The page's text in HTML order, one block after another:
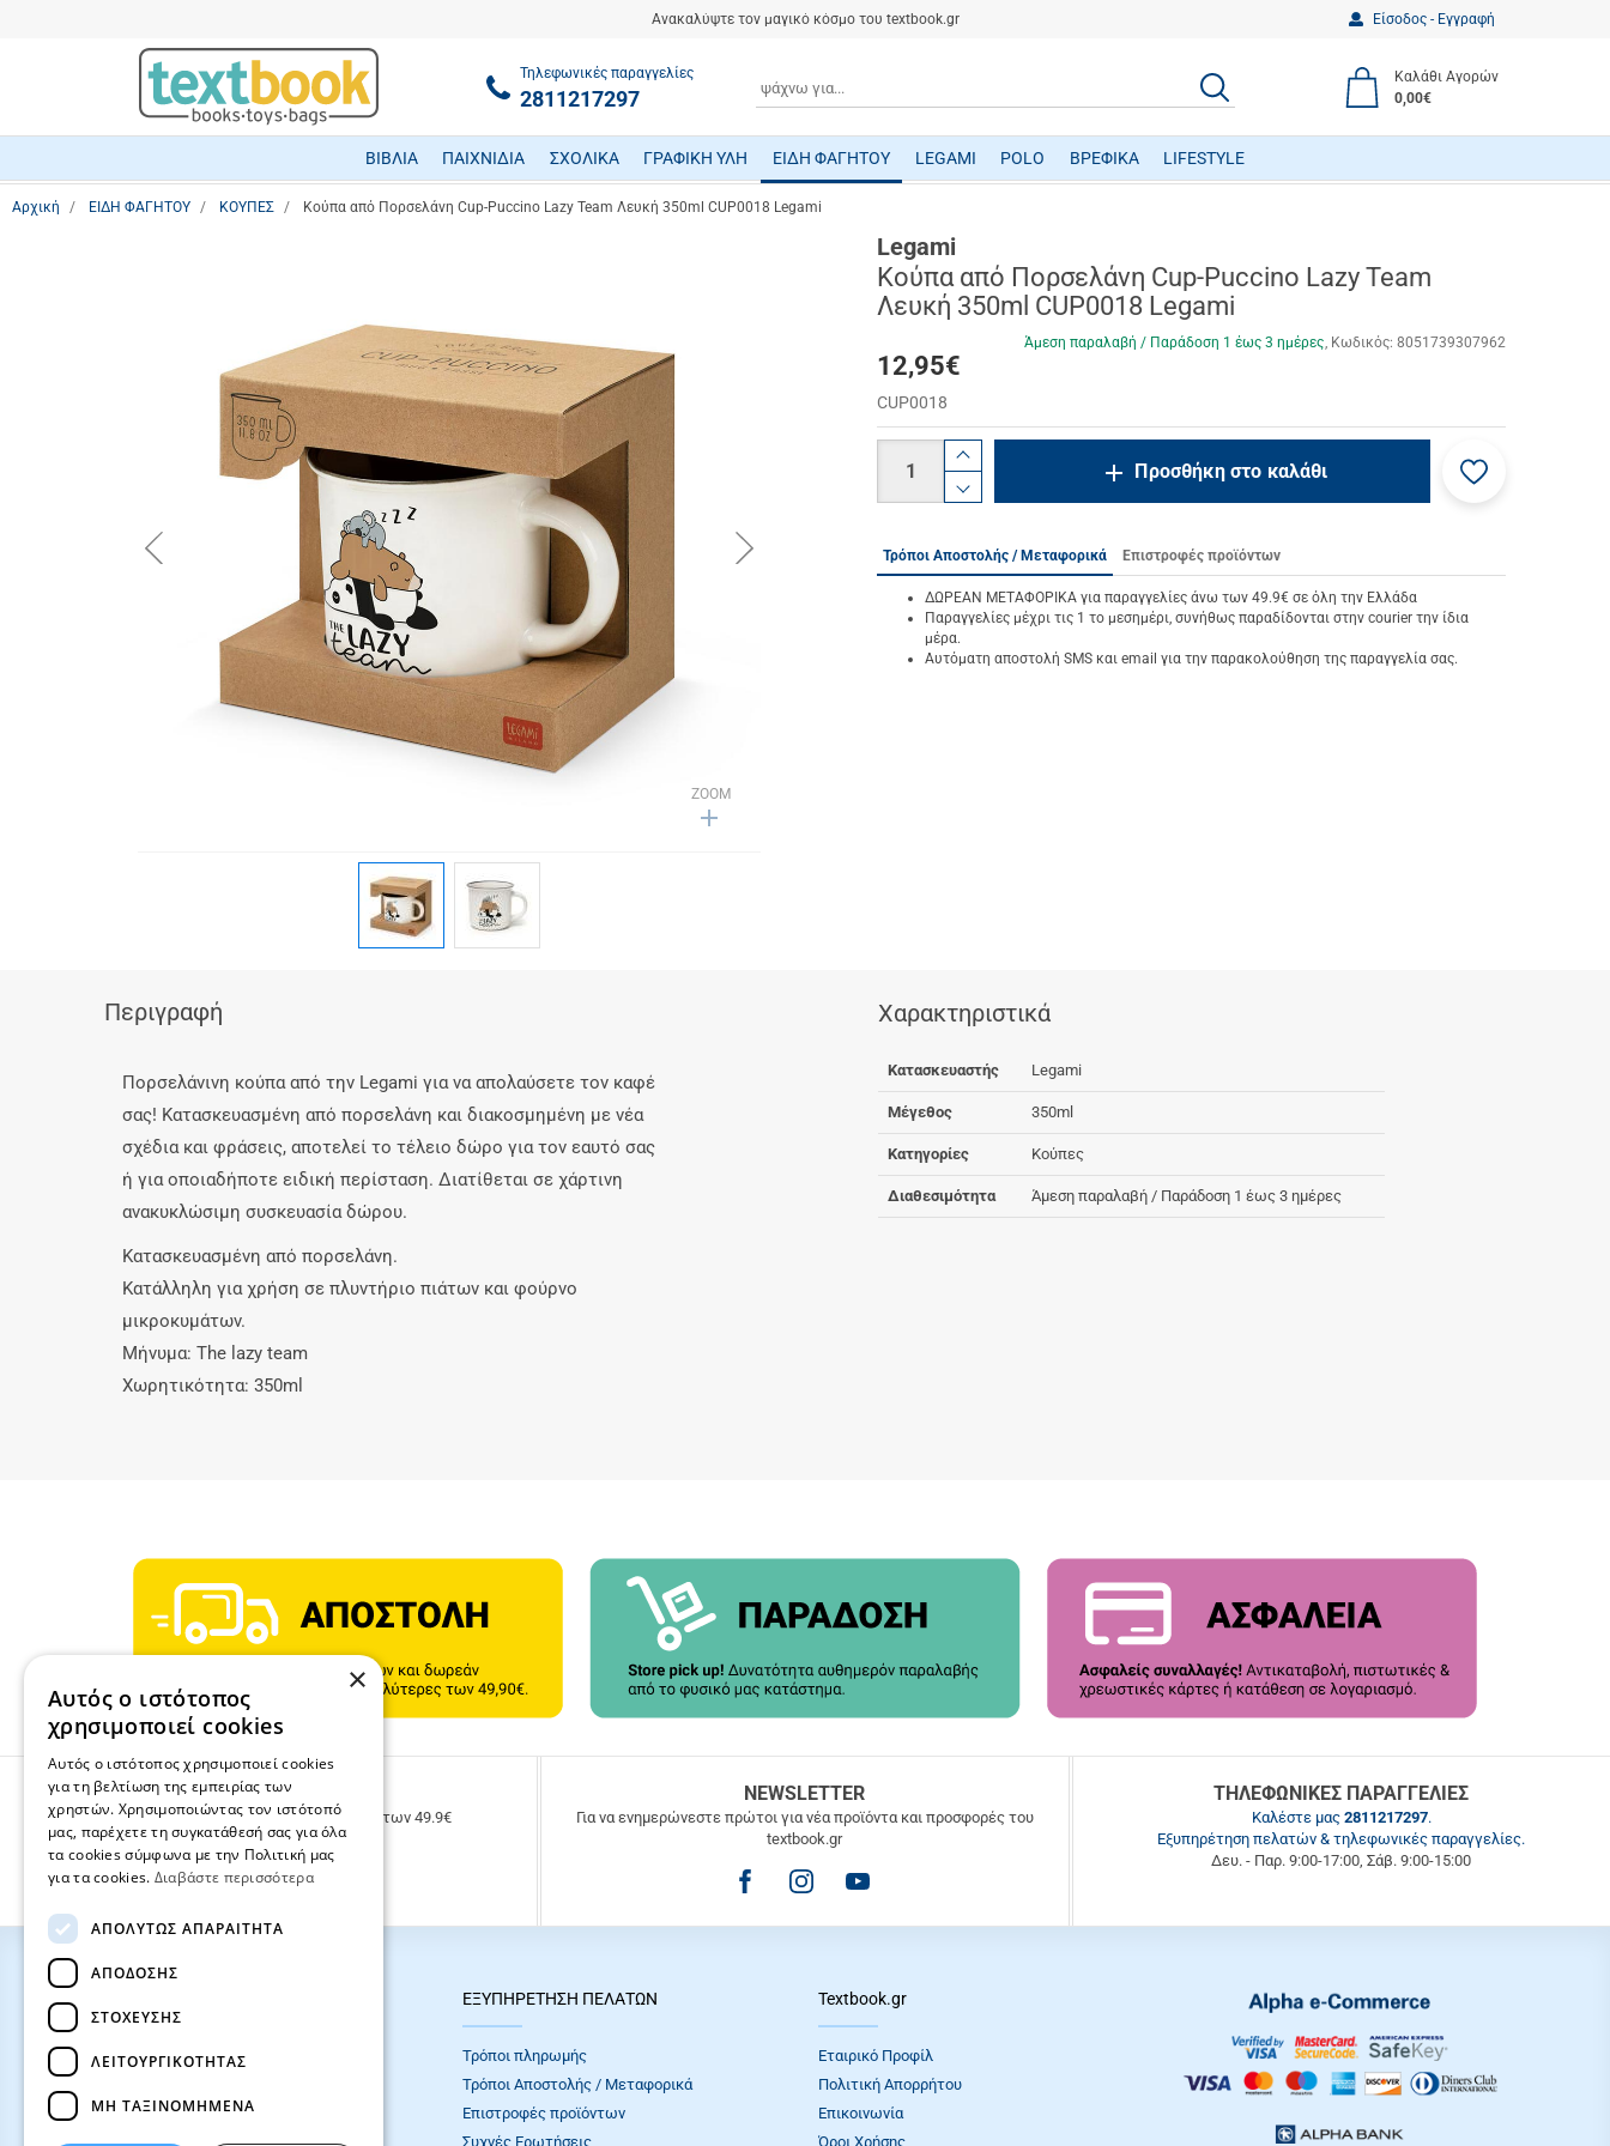
Ανακαλύψτε τον μαγικό κόσμο του textbook.gr Είσοδος - Εγγραφή
Τηλεφωνικές παραγγελίες
2811217297
ΑΝΑΖΗΤΗΣΗ
Καλάθι Αγορών
0,00€
ΒΙΒΛΙΑ ΠΑΙΧΝΙΔΙΑ ΣΧΟΛΙΚΑ ΓΡΑΦΙΚΗ ΥΛΗ ΕΙΔΗ ΦΑΓΗΤΟΥ LEGAMI POLO ΒΡΕΦΙΚΑ LIFESTYLE
Αρχική ΕΙΔΗ ΦΑΓΗΤΟΥ ΚΟΥΠΕΣ Κούπα από Πορσελάνη Cup-Puccino Lazy Team Λευκή 350ml CUP0018 Legami
ZOOM
button.prev button.next
Legami
Κούπα από Πορσελάνη Cup-Puccino Lazy Team
Λευκή 350ml CUP0018 Legami
Άμεση παραλαβή / Παράδoση 1 έως 3 ημέρες Κωδικός: 8051739307962
12,95€
CUP0018
product.increase.quantity
product.decrease.quantity
Προσθήκη στο καλάθι
Προσθήκη
Τρόποι Αποστολής / Μεταφορικά Επιστροφές προϊόντων
ΔΩΡΕΑΝ ΜΕΤΑΦΟΡΙΚΑ για παραγγελίες άνω των 49.9€ σε όλη την Ελλάδα
Παραγγελίες μέχρι τις 1 το μεσημέρι, συνήθως παραδίδονται στην courier την ίδια
μέρα.
Αυτόματη αποστολή SMS και email για την παρακολούθηση της παραγγελία σας.
Περιγραφή
Πορσελάνινη κούπα από την Legami για να απολαύσετε τον καφέ
σας! Κατασκευασμένη από πορσελάνη και διακοσμημένη με νέα
σχέδια και φράσεις, αποτελεί το τέλειο δώρο για τον εαυτό σας
ή για οποιαδήποτε ειδική περίσταση. Διατίθεται σε χάρτινη
ανακυκλώσιμη συσκευασία δώρου.
Κατασκευασμένη από πορσελάνη.
Κατάλληλη για χρήση σε πλυντήριο πιάτων και φούρνο
μικροκυμάτων.
Μήνυμα: The lazy team
Χωρητικότητα: 350ml
Χαρακτηριστικά
Κατασκευαστής Legami
Μέγεθος 350ml
Κατηγορίες Κούπες
Διαθεσιμότητα Άμεση παραλαβή / Παράδoση 1 έως 3 ημέρες
ΔΩΡΕΑΝ ΜΕΤΑΦΟΡΙΚΑ
Δωρεάν μεταφορικά για παραγγελίες άνω των 49.9€
NEWSLETTER
Για να ενημερώνεστε πρώτοι για νέα προϊόντα και προσφορές του
textbook.gr
ΤΗΛΕΦΩΝΙΚΕΣ ΠΑΡΑΓΓΕΛΙΕΣ
Καλέστε μας 2811217297.
Εξυπηρέτηση πελατών & τηλεφωνικές παραγγελίες.
Δευ. - Παρ. 9:00-17:00, Σάβ. 9:00-15:00
ΣΧΟΛΙΚΕΣ ΤΣΑΝΤΕΣ
ΕΞΥΠΗΡΕΤΗΣΗ ΠΕΛΑΤΩΝ
Τρόποι πληρωμής
Τρόποι Αποστολής / Μεταφορικά
Επιστροφές προϊόντων
Συχνές Eρωτήσεις
Textbook.gr
Εταιρικό Προφίλ
Πολιτική Απορρήτου
Επικοινωνία
Όροι Xρήσης
×
Αυτός ο ιστότοπος
χρησιμοποιεί cookies
Αυτός ο ιστότοπος χρησιμοποιεί cookies
για τη βελτίωση της εμπειρίας των
χρηστών. Χρησιμοποιώντας τον ιστότοπό
μας, παρέχετε τη συγκατάθεσή σας για όλα
τα cookies σύμφωνα με την Πολιτική μας
για τα cookies. Διαβάστε περισσότερα
ΑΠΟΛΎΤΩΣ ΑΠΑΡΑΊΤΗΤΑ
ΑΠΌΔΟΣΗΣ
ΣΤΌΧΕΥΣΗΣ
ΛΕΙΤΟΥΡΓΙΚΌΤΗΤΑΣ
ΜΗ ΤΑΞΙΝΟΜΗΜΈΝΑ